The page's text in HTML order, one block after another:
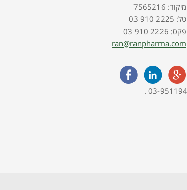
7565216 :מיקוד
03 910 2225 :טל
03 910 2226 :פקס
ran@ranpharma.com
האתר מופעל ע"י בית מרקחת פארמה תמר, אליהו איתן 30, ראשון לציון טלפון :03-9435315 פקס: 03-9511946 .